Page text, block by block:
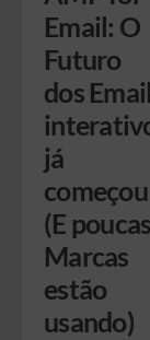
Email: O
Futuro
dos
já
começou
(E poucas
Marcas
estão
usando)